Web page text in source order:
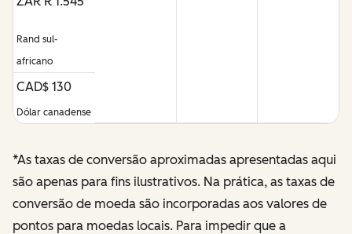
Rand sul-
africano
CAD$ 130
Dólar canadense
*As taxas de conversão aproximadas apresentadas aqui
são apenas para fins ilustrativos. Na prática, as taxas de
conversão de moeda são incorporadas aos valores de
pontos para moedas locais. Para impedir que a